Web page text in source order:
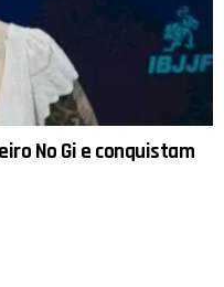
No Gi e conquistam